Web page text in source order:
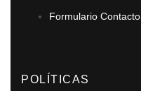
Formulario Contacto
POLÍTICAS